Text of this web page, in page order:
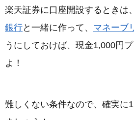
楽天証券に口座開設するときは、
銀行と一緒に作って、 マネーブ
うにしておけば、現金1,000円
よ！
難しくない条件なので、確実に